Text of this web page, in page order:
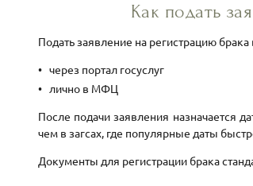
Как подать
Подать заявление на регистрацию
через портал госуслуг
лично в МФЦ
После подачи заявления назначается
чем в загсах, где популярные даты
Документы для регистрации брака